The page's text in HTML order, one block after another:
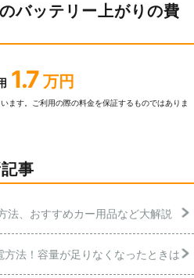
バッテリー上がりの費
1.7 万円
ます。ご利⽤の際の料⾦を保証するものではありま
事
法、おすすめカー用品など大解説
法！容量が足りなくなったときは